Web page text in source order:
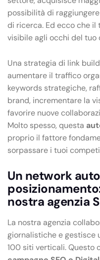
possibilità di
di ricerca. Ed ecco che
visibile agli occhi del tuo
Una strategia di link
aumentare il traffico
keywords strategiche,
brand, incrementare la
favorire nuove
Molto spesso, questa
proprio il fattore
sorpassare i tuoi
Un network
nostra agenzia
La nostra agenzia
giornalistiche e gestisce
100 siti verticali. Questo